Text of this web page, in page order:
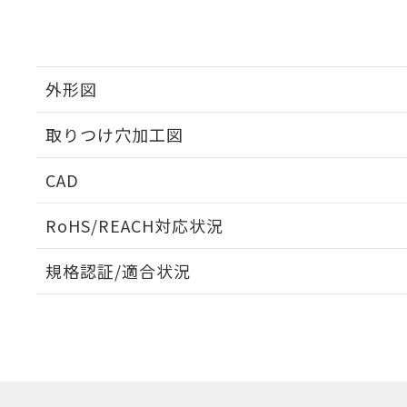
外形図
取りつけ穴加工図
CAD
RoHS/REACH対応状況
EU RoHS 注意事項・凡例
規格認証/適合状況